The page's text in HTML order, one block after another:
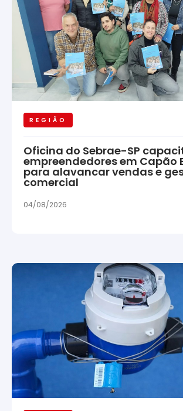
REGIÃO
Oficina do Sebrae-SP
empreendedores em Capão
para alavancar vendas e
comercial
04/08/2026